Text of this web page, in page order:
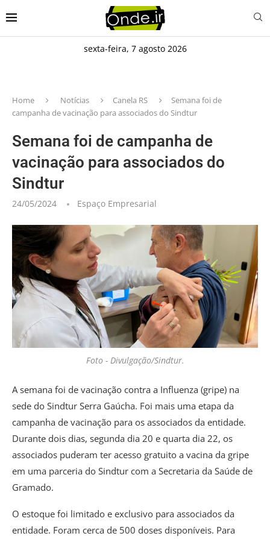
sexta-feira, 7 agosto 2026
Home Notícias Canela RS
Semana foi de
campanha de vacinação para associados do Sindtur
Semana foi de campanha de
vacinação para associados do
Sindtur
24/05/2024 Espaço Empresarial
Foto - Divulgação/Sindtur.
A semana foi de vacinação contra a Influenza (gripe) na
sede do Sindtur Serra Gaúcha. Foi mais uma etapa da
campanha de vacinação para os associados da entidade.
Durante dois dias, segunda dia 20 e quarta dia 22, os
associados puderam ter acesso gratuito a vacina da gripe
em uma parceria do Sindtur com a Secretaria da Saúde de
Gramado.
O estoque foi limitado e exclusivo para associados da
entidade. Foram cerca de 500 doses disponíveis. Para